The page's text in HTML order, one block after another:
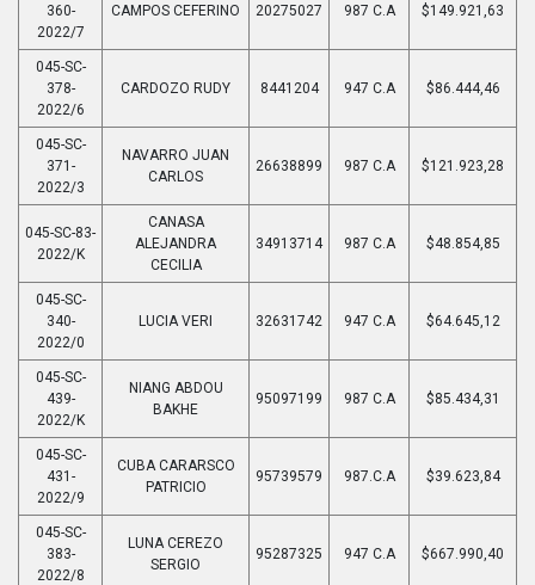
360-
2022/7
CAMPOS CEFERINO 20275027 987 C.A $149.921,63
045-SC-
378-
2022/6
CARDOZO RUDY 8441204 947 C.A $86.444,46
045-SC-
371-
2022/3
NAVARRO JUAN
CARLOS
26638899 987 C.A $121.923,28
045-SC-83-
2022/K
CANASA
ALEJANDRA
CECILIA
34913714 987 C.A $48.854,85
045-SC-
340-
2022/0
LUCIA VERI 32631742 947 C.A $64.645,12
045-SC-
439-
2022/K
NIANG ABDOU
BAKHE
95097199 987 C.A $85.434,31
045-SC-
431-
2022/9
CUBA CARARSCO
PATRICIO
95739579 987.C.A $39.623,84
045-SC-
383-
2022/8
LUNA CEREZO
SERGIO
95287325 947 C.A $667.990,40